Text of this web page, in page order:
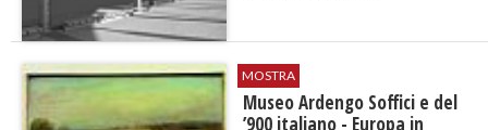
MOSTRA
Museo Ardengo Soffici e del
’900 italiano - Europa in